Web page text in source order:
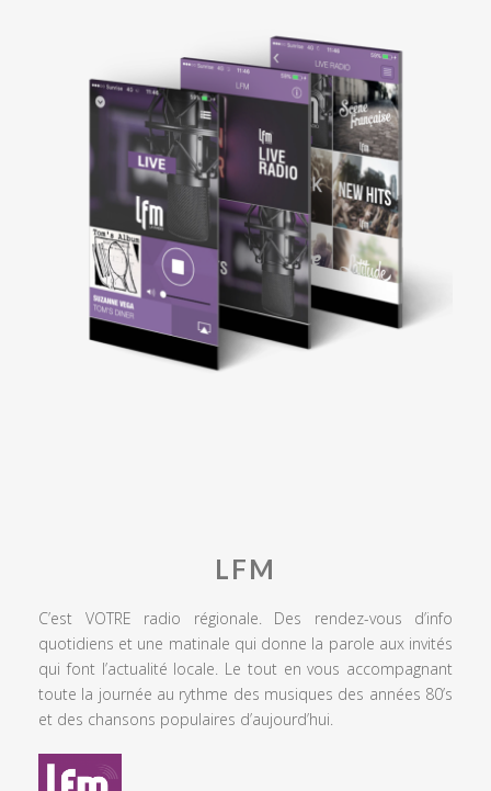
LFM
C’est VOTRE radio régionale. Des rendez-vous d’info
quotidiens et une matinale qui donne la parole aux invités
qui font l’actualité locale. Le tout en vous accompagnant
toute la journée au rythme des musiques des années 80’s
et des chansons populaires d’aujourd’hui.